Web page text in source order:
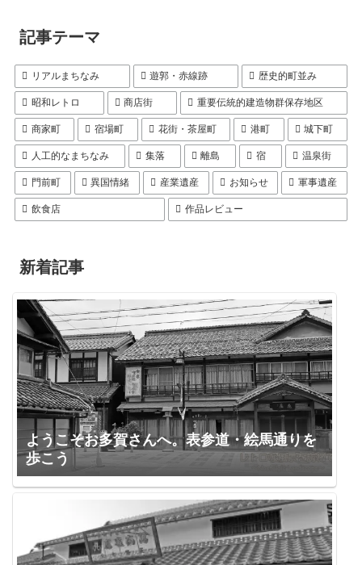
記事テーマ
リアルまちなみ 遊郭・赤線跡 歴史的町並み
昭和レトロ 商店街 重要伝統的建造物群保存地区
商家町 宿場町 花街・茶屋町 港町 城下町
人工的なまちなみ 集落 離島 宿 温泉街
門前町 異国情緒 産業遺産 お知らせ 軍事遺産
飲食店 作品レビュー
新着記事
ようこそお多賀さんへ。表参道・絵馬通りを
歩こう